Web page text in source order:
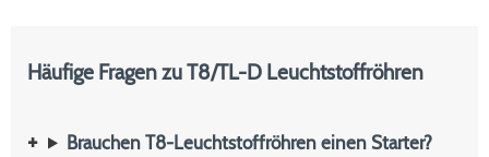
Häufige Fragen zu T8/TL-D Leuchtstoffröhren
Brauchen T8-Leuchtstoffröhren einen Starter?